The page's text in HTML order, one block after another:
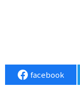
facebook